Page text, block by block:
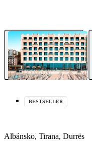
BESTSELLER
Albánsko, Tirana, Durrës